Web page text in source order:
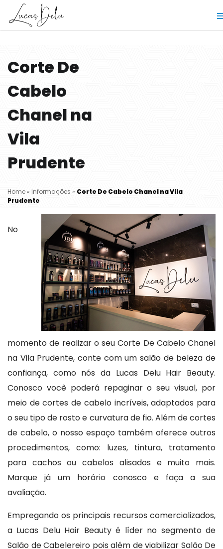
Corte De
Cabelo
Chanel na
Vila
Prudente
Home » Informações » Corte De Cabelo Chanel na Vila
Prudente
No
momento de realizar o seu Corte De Cabelo Chanel
na Vila Prudente, conte com um salão de beleza de
confiança, como nós da Lucas Delu Hair Beauty.
Conosco você poderá repaginar o seu visual, por
meio de cortes de cabelo incríveis, adaptados para
o seu tipo de rosto e curvatura de fio. Além de cortes
de cabelo, o nosso espaço também oferece outros
procedimentos, como: luzes, tintura, tratamento
para cachos ou cabelos alisados e muito mais.
Marque já um horário conosco e faça a sua
avaliação.
Empregando os principais recursos comercializados,
a Lucas Delu Hair Beauty é líder no segmento de
Salão de Cabelereiro pois além de viabilizar Salão De